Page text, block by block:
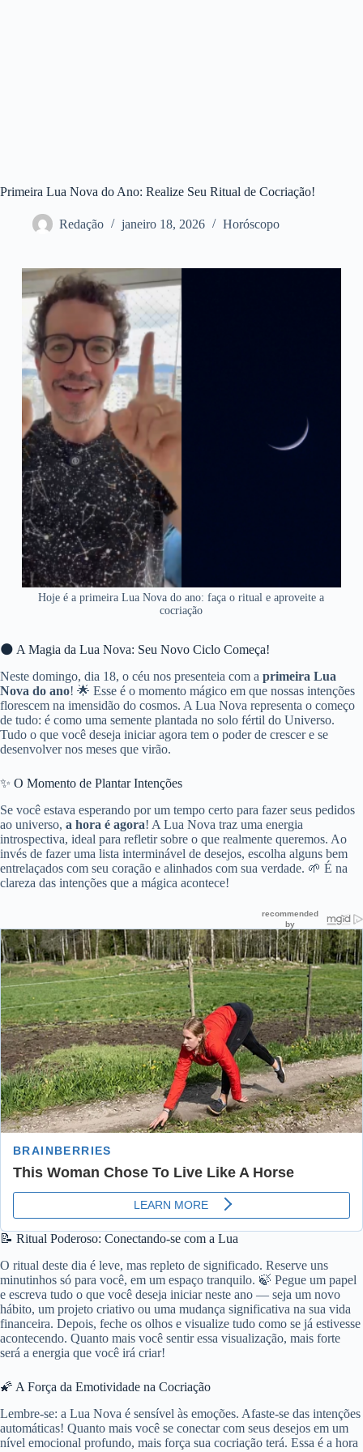
Primeira Lua Nova do Ano: Realize Seu Ritual de Cocriação!
Redação janeiro 18, 2026 Horóscopo
Hoje é a primeira Lua Nova do ano: faça o ritual e aproveite a
cocriação
🌑 A Magia da Lua Nova: Seu Novo Ciclo Começa!
Neste domingo, dia 18, o céu nos presenteia com a primeira Lua
Nova do ano! 🌟 Esse é o momento mágico em que nossas intenções
florescem na imensidão do cosmos. A Lua Nova representa o começo
de tudo: é como uma semente plantada no solo fértil do Universo.
Tudo o que você deseja iniciar agora tem o poder de crescer e se
desenvolver nos meses que virão.
✨ O Momento de Plantar Intenções
Se você estava esperando por um tempo certo para fazer seus pedidos
ao universo, a hora é agora! A Lua Nova traz uma energia
introspectiva, ideal para refletir sobre o que realmente queremos. Ao
invés de fazer uma lista interminável de desejos, escolha alguns bem
entrelaçados com seu coração e alinhados com sua verdade. 🌱 É na
clareza das intenções que a mágica acontece!
📝 Ritual Poderoso: Conectando-se com a Lua
O ritual deste dia é leve, mas repleto de significado. Reserve uns
minutinhos só para você, em um espaço tranquilo. 🍃 Pegue um papel
e escreva tudo o que você deseja iniciar neste ano — seja um novo
hábito, um projeto criativo ou uma mudança significativa na sua vida
financeira. Depois, feche os olhos e visualize tudo como se já estivesse
acontecendo. Quanto mais você sentir essa visualização, mais forte
será a energia que você irá criar!
🌠 A Força da Emotividade na Cocriação
Lembre-se: a Lua Nova é sensível às emoções. Afaste-se das intenções
automáticas! Quanto mais você se conectar com seus desejos em um
nível emocional profundo, mais força sua cocriação terá. Essa é a hora